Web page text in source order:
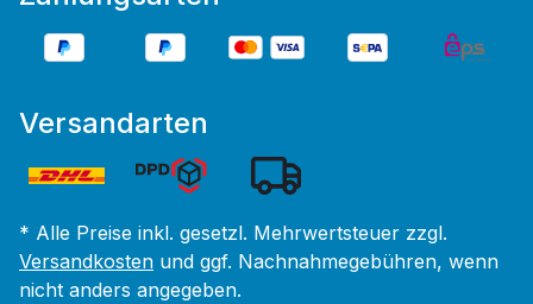
Versandarten
* Alle Preise inkl. gesetzl. Mehrwertsteuer zzgl.
Versandkosten und ggf. Nachnahmegebühren, wenn
nicht anders angegeben.